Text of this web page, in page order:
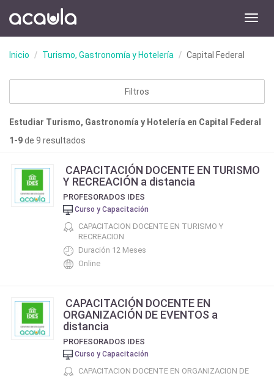
Inicio Turismo, Gastronomía y Hotelería Capital Federal
Filtros
Estudiar Turismo, Gastronomía y Hotelería en Capital Federal
1-9de 9 resultados
CAPACITACIÓN DOCENTE EN TURISMO
Y RECREACIÓN a distancia
PROFESORADOS IDES
Curso y Capacitación
CAPACITACION DOCENTE EN TURISMO Y
RECREACION
Duración 12 Meses
Online
CAPACITACIÓN DOCENTE EN
ORGANIZACIÓN DE EVENTOS a
distancia
PROFESORADOS IDES
Curso y Capacitación
CAPACITACION DOCENTE EN ORGANIZACION DE